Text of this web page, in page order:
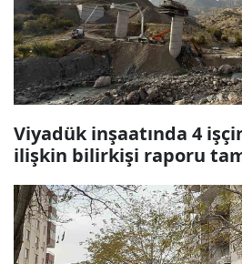
Viyadük inşaatında 4
ilişkin bilirkişi raporu